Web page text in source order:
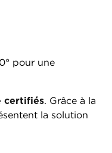
pour une
certifiés. Grâce à la
la solution